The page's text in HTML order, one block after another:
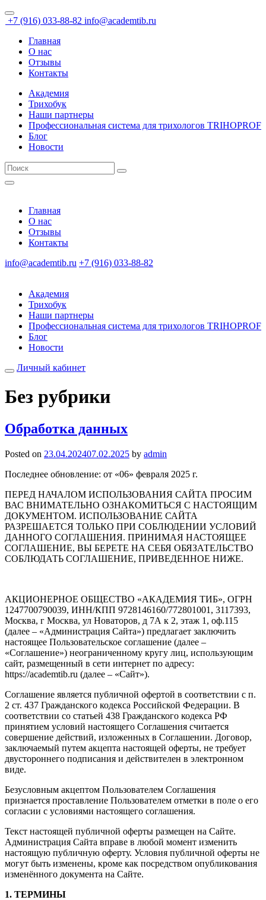
+7 (916) 033-88-82 info@academtib.ru
Главная
О нас
Отзывы
Контакты
Академия
Трихобук
Наши партнеры
Профессиональная система для трихологов TRIHOPROF
Блог
Новости
Главная
О нас
Отзывы
Контакты
info@academtib.ru +7 (916) 033-88-82
Академия
Трихобук
Наши партнеры
Профессиональная система для трихологов TRIHOPROF
Блог
Новости
Личный кабинет
Без рубрики
Обработка данных
Posted on 23.04.202407.02.2025 by admin
Последнее обновление: от «06» февраля 2025 г.
ПЕРЕД НАЧАЛОМ ИСПОЛЬЗОВАНИЯ САЙТА ПРОСИМ
ВАС ВНИМАТЕЛЬНО ОЗНАКОМИТЬСЯ С НАСТОЯЩИМ
ДОКУМЕНТОМ. ИСПОЛЬЗОВАНИЕ САЙТА
РАЗРЕШАЕТСЯ ТОЛЬКО ПРИ СОБЛЮДЕНИИ УСЛОВИЙ
ДАННОГО СОГЛАШЕНИЯ. ПРИНИМАЯ НАСТОЯЩЕЕ
СОГЛАШЕНИЕ, ВЫ БЕРЕТЕ НА СЕБЯ ОБЯЗАТЕЛЬСТВО
СОБЛЮДАТЬ СОГЛАШЕНИЕ, ПРИВЕДЕННОЕ НИЖЕ.
АКЦИОНЕРНОЕ ОБЩЕСТВО «АКАДЕМИЯ ТИБ», ОГРН
1247700790039, ИНН/КПП 9728146160/772801001, 3117393,
Москва, г Москва, ул Новаторов, д 7А к 2, этаж 1, оф.115
(далее – «Администрация Сайта») предлагает заключить
настоящее Пользовательское соглашение (далее –
«Соглашение») неограниченному кругу лиц, использующим
сайт, размещенный в сети интернет по адресу:
https://academtib.ru (далее – «Сайт»).
Соглашение является публичной офертой в соответствии с п.
2 ст. 437 Гражданского кодекса Российской Федерации. В
соответствии со статьей 438 Гражданского кодекса РФ
принятием условий настоящего Соглашения считается
совершение действий, изложенных в Соглашении. Договор,
заключаемый путем акцепта настоящей оферты, не требует
двустороннего подписания и действителен в электронном
виде.
Безусловным акцептом Пользователем Соглашения
признается проставление Пользователем отметки в поле о его
согласии с условиями настоящего соглашения.
Текст настоящей публичной оферты размещен на Сайте.
Администрация Сайта вправе в любой момент изменить
настоящую публичную оферту. Условия публичной оферты не
могут быть изменены, кроме как посредством опубликования
изменённого документа на Сайте.
1. ТЕРМИНЫ